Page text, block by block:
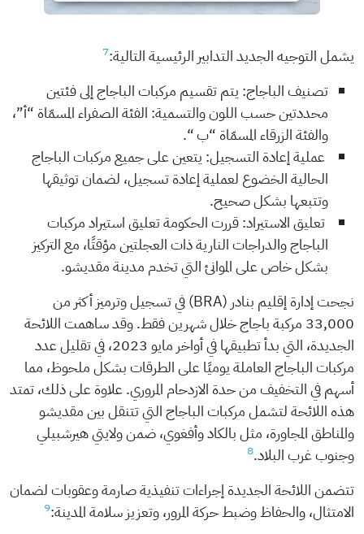
يشمل التوجيه الجديد التدابير الرئيسية التالية:7
تصنيف الباجاج: يتم تقسيم مركبات الباجاج إلى فئتين
محددتين حسب اللون والتسمية: الفئة الصفراء المسمّاة “أ”،
والفئة الزرقاء المسمّاة “ب “.
عملية إعادة التسجيل: يتعين على جميع مركبات الباجاج
الحالية الخضوع لعملية إعادة تسجيل، لضمان توثيقها
وتتبعها بشكل صحيح.
تعليق الاستيراد: قررت الحكومة تعليق استيراد مركبات
الباجاج والدراجات النارية ذات العجلتين مؤقتًا، مع التركيز
بشكل خاص على الموانئ التي تخدم مدينة مقديشو.
نجحت إدارة إقليم بنادر (BRA) في تسجيل وترميز أكثر من
33,000 مركبة باجاج خلال شهرين فقط. وقد ساهمت اللائحة
الجديدة، التي بدأ تطبيقها في أواخر مايو 2023، في تقليل عدد
مركبات الباجاج العاملة يوميًا على الطرقات بشكل ملحوظ، مما
أسهم في التخفيف من حدة الازدحام المروري. علاوة على ذلك، تمتد
هذه اللائحة لتشمل مركبات الباجاج التي تتنقل بين مقديشو
والمناطق المجاورة، مثل بالكاد وأفغوي، ضمن ولايتي هيرشبيلي
وجنوب غرب البلاد.8
تتضمن اللائحة الجديدة إجراءات تنفيذية صارمة وعقوبات لضمان
الامتثال، والحفاظ وضبط حركة المرور، وتعزيز سلامة المدينة:9